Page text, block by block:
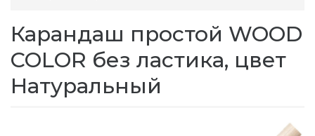
Карандаш простой WOOD
COLOR без ластика, цвет
Натуральный